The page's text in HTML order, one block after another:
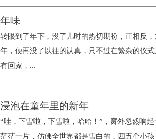
年味
转眼到了年下，没了儿时的热切期盼，正相反
年，便再没了以往的认真，只不过在繁杂的仪
有回家，...
浸泡在童年里的新年
“哇，下雪啦，下雪啦，哈哈！”，窗外忽然响
茫茫一片，仿佛全世界都是雪白的，四五个小